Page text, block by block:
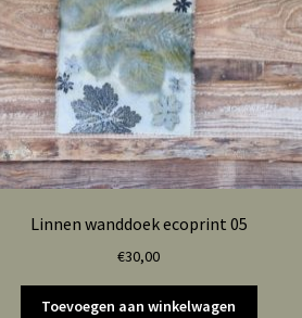
Linnen wanddoek ecoprint 05
€30,00
Toevoegen aan winkelwagen